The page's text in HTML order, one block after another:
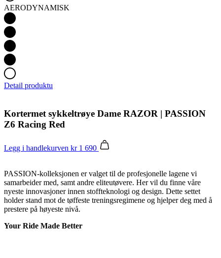
AERODYNAMISK
Detail produktu
Kortermet sykkeltrøye Dame RAZOR | PASSION
Z6 Racing Red
Legg i handlekurven kr 1 690
PASSION-kolleksjonen er valget til de profesjonelle lagene vi
samarbeider med, samt andre eliteutøvere. Her vil du finne våre
nyeste innovasjoner innen stoffteknologi og design. Dette settet
holder stand mot de tøffeste treningsregimene og hjelper deg med å
prestere på høyeste nivå.
Your Ride Made Better